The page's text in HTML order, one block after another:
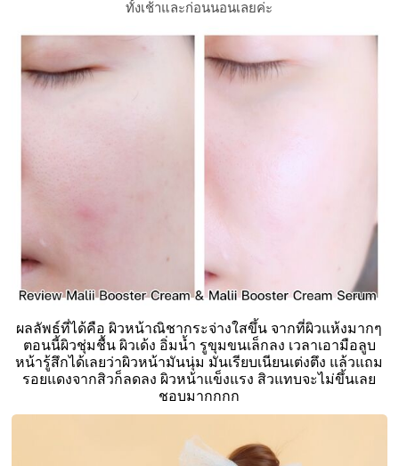
ทั้งเช้าและก่อนนอนเลยค่ะ
ผลลัพธ์ที่ได้คือ ผิวหน้าณิชากระจ่างใสขึ้น จากที่ผิวแห้งมากๆ
ตอนนี้ผิวชุ่มชื้น ผิวเด้ง อิ่มน้ำ รูขุมขนเล็กลง เวลาเอามือลูบ
หน้ารู้สึกได้เลยว่าผิวหน้ามันนุ่ม มันเรียบเนียนเต่งตึง แล้วแถม
รอยแดงจากสิวก็ลดลง ผิวหน้าแข็งแรง สิวแทบจะไม่ขึ้นเลย
ชอบมากกกก